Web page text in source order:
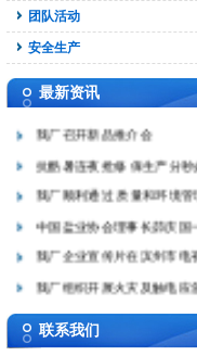
团队活动
安全生产
最新资讯
我厂召开新品推介会
抗酷暑连夜抢修 保生产分秒
我厂顺利通过 质量和环境管
中国盐业协会理事长茆庆国
我厂企业宣传片在滨州市电
我厂组织开展火灾及触电应
我厂开展“庆五一 ？ 迎五四”
联系我们